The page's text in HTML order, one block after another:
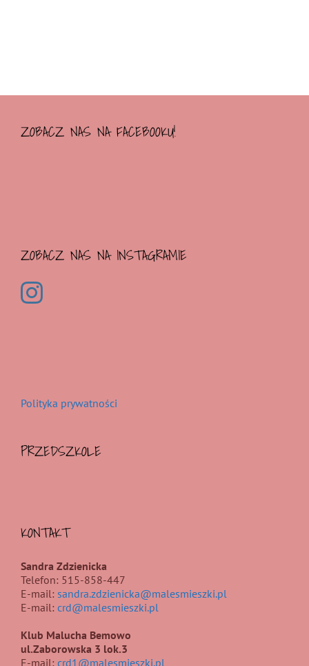
ZOBACZ NAS NA FACEBOOKU!
ZOBACZ NAS NA INSTAGRAMIE
Polityka prywatności
PRZEDSZKOLE
KONTAKT
Sandra Zdzienicka
Telefon: 515-858-447
E-mail: sandra.zdzienicka@malesmieszki.pl
E-mail: crd@malesmieszki.pl
Klub Malucha Bemowo
ul.Zaborowska 3 lok.3
E-mail: crd1@malesmieszki.pl